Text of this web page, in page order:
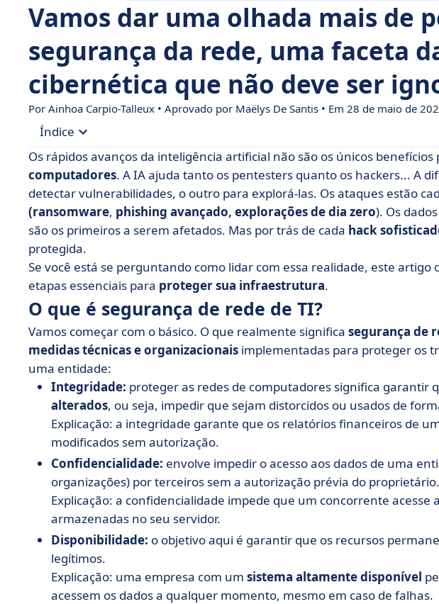
Vamos dar uma olhada mais de
segurança da rede, uma faceta
cibernética que não deve ser
Por Ainhoa Carpio-Talleux • Aprovado por Maëlys De Santis • Em 28 de maio de
Índice
• O que é segurança de rede de TI?
• Como funciona a segurança da rede?
• Os benefícios de uma segurança de rede robusta
• Os 6 tipos de segurança de rede
• Quais ferramentas podem ajudar você?
• Segurança de TI em poucas palavras!
Os rápidos avanços da inteligência artificial não são os únicos benefícios
computadores. A IA ajuda tanto os pentesters quanto os hackers... A
detectar vulnerabilidades, o outro para explorá-las. Os ataques estão
(ransomware, phishing avançado, explorações de dia zero). Os
são os primeiros a serem afetados. Mas por trás de cada hack
protegida.
Se você está se perguntando como lidar com essa realidade, este artigo
etapas essenciais para proteger sua infraestrutura.
O que é segurança de rede de TI?
Vamos começar com o básico. O que realmente significa segurança de
medidas técnicas e organizacionais implementadas para proteger os
uma entidade:
Integridade: proteger as redes de computadores significa garantir
alterados, ou seja, impedir que sejam distorcidos ou usados de
Explicação: a integridade garante que os relatórios financeiros de
modificados sem autorização.
Confidencialidade: envolve impedir o acesso aos dados de uma
organizações) por terceiros sem a autorização prévia do proprietário.
Explicação: a confidencialidade impede que um concorrente acesse
armazenadas no seu servidor.
Disponibilidade: o objetivo aqui é garantir que os recursos
legítimos.
Explicação: uma empresa com um sistema altamente disponível
acessem os dados a qualquer momento, mesmo em caso de falhas.